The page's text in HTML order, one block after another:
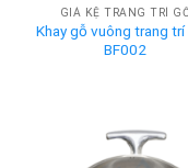
GIÁ KỆ TRANG TRÍ
Khay gỗ vuông trang trí
BF002